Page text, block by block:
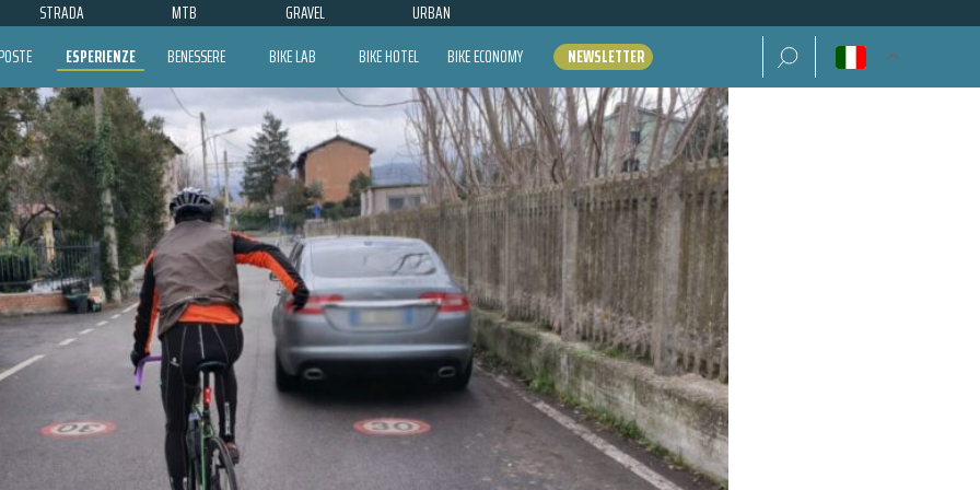
STRADA MTB GRAVEL URBAN
ESPERIENZE BENESSERE BIKE LAB BIKE HOTEL BIKE ECONOMY NEWSLETTER Ricerca per: